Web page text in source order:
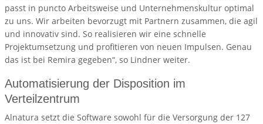
passt in puncto Arbeitsweise und Unternehmenskultur optimal
zu uns. Wir arbeiten bevorzugt mit Partnern zusammen, die agil
und innovativ sind. So realisieren wir eine schnelle
Projektumsetzung und profitieren von neuen Impulsen. Genau
das ist bei Remira gegeben“, so Lindner weiter.
Automatisierung der Disposition im
Verteilzentrum
Alnatura setzt die Software sowohl für die Versorgung der 127